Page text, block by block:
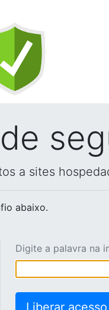
a sites
abaixo.
Digite a palavra na